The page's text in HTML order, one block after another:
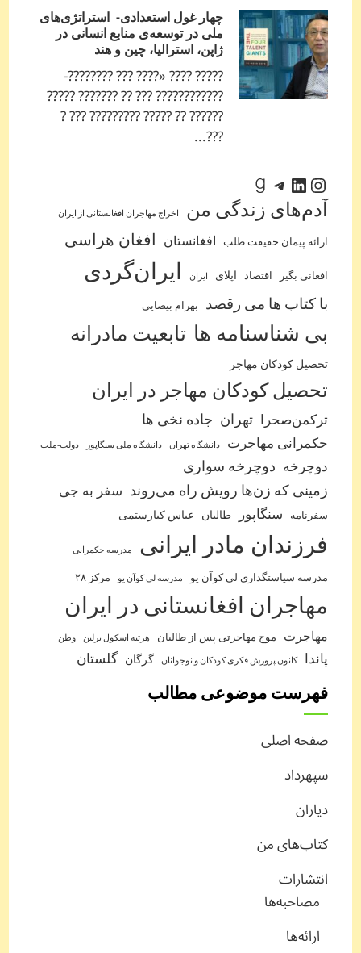
چهار غول استعدادی- استراتژی‌های
ملی در توسعه‌ی منابع انسانی در
ژاپن، استرالیا، چین و هند
????? ???? «???? ??? ????????-
???????????? ??? ?? ??????? ?????
?????? ?? ????? ????????? ??? ?
???...
اینستاگرم لینکداین تلگرام گودریدز
آدم‌‌های زندگی من اخراج مهاجران افغانستانی از ایران
ارائه پیمان حقیقت طلب افغانستان افغان هراسی
افغانی بگیر اقتصاد اپلای ایران ایران‌گردی
با کتاب ها می رقصد بهرام بیضایی
بی شناسنامه ها تابعیت مادرانه
تحصیل کودکان مهاجر
تحصیل کودکان مهاجر در ایران
ترکمن‌صحرا تهران
جاده نخی ها
حکمرانی مهاجرت
دانشگاه تهران دانشگاه ملی سنگاپور دولت-ملت
دوچرخه
دوچرخه سواری
زمینی که زن‌ها رویش راه می‌روند
سفر به جی
سفرنامه سنگاپور طالبان عباس کیارستمی
فرزندان مادر ایرانی مدرسه حکمرانی
مدرسه سیاستگذاری لی کوآن یو مدرسه لی کوآن یو مرکز ۲۸
مهاجران افغانستانی در ایران
مهاجرت موج مهاجرتی پس از طالبان هرتیه اسکول برلین وطن
پاندا کانون پرورش فکری کودکان و نوجوانان گرگان گلستان
فهرست موضوعی مطالب
صفحه اصلی
سپهرداد
دیاران
کتاب‌های من
انتشارات
مصاحبه‌ها
ارائه‌ها